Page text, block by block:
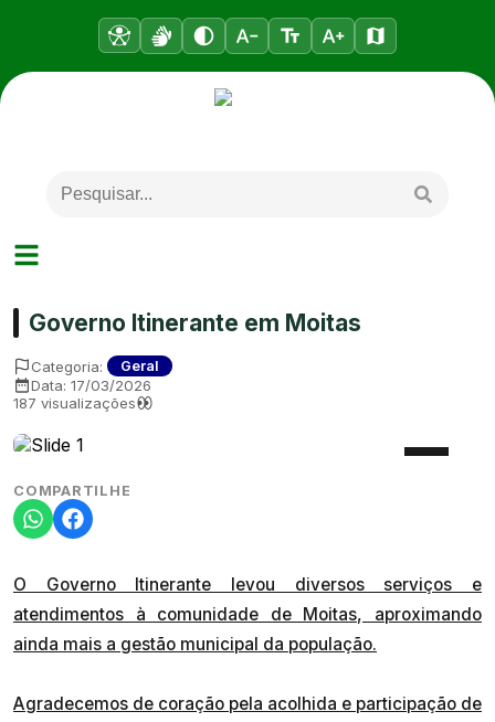
Governo Itinerante em Moitas
Categoria: Geral
Data: 17/03/2026
187 visualizações
COMPARTILHE
O Governo Itinerante levou diversos serviços e
atendimentos à comunidade de Moitas, aproximando
ainda mais a gestão municipal da população.
Agradecemos de coração pela acolhida e participação de